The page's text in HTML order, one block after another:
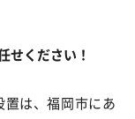
せください！
は、福岡市にあ